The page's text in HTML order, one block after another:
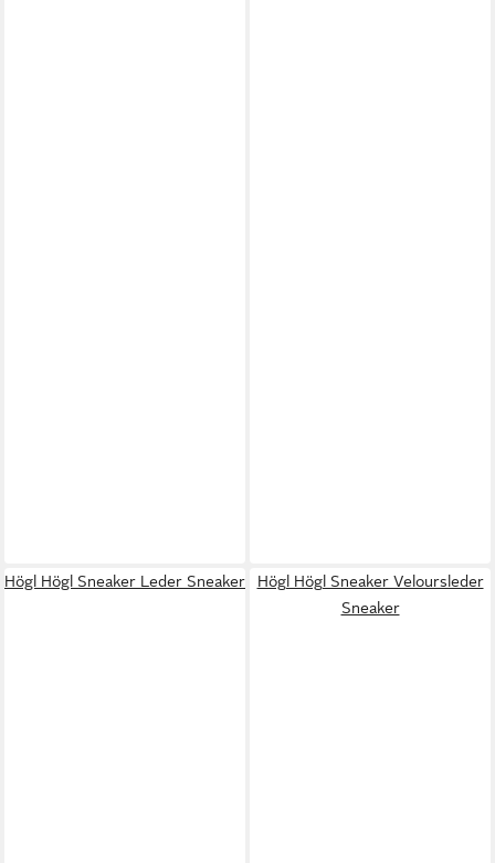
Högl Högl Sneaker Leder Sneaker
Högl Högl Sneaker Veloursleder
Sneaker